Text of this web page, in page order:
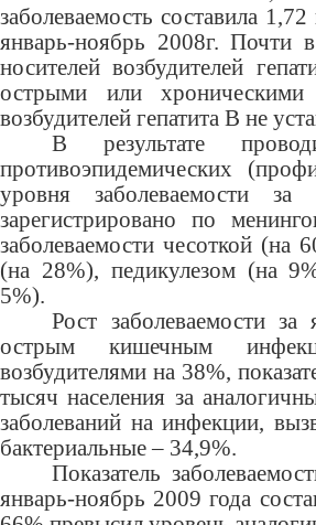
заболеваемость составила
январь-ноябрь 2008г. Почти
носителей возбудителей
острыми или хроническими
возбудителей гепатита В не
В результате
противоэпидемических
уровня заболеваемости
зарегистрировано по
заболеваемости чесоткой
(на 28%), педикулезом (на
5%).
Рост заболеваемости
острым кишечным
возбудителями на 38%,
тысяч населения за
заболеваний на инфекции,
бактериальные – 34,9%.
Показатель
январь-ноябрь 2009 года